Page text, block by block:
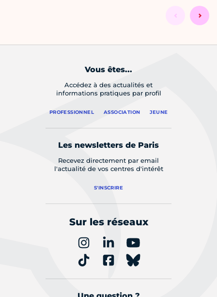
Vous êtes...
Accédez à des actualités et
informations pratiques par profil
PROFESSIONNEL ASSOCIATION JEUNE
Les newsletters de Paris
Recevez directement par email
l'actualité de vos centres d'intérêt
S'INSCRIRE
Sur les réseaux